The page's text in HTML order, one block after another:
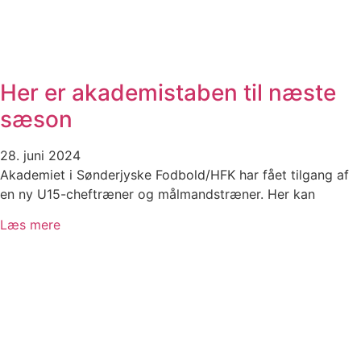
Her er akademistaben til næste
sæson
28. juni 2024
Akademiet i Sønderjyske Fodbold/HFK har fået tilgang af
en ny U15-cheftræner og målmandstræner. Her kan
Læs mere